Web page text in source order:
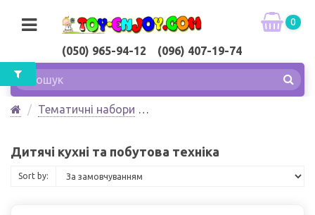
(050) 965-94-12 (096) 407-19-74
0
Тематичні набори
Дитячі кухні та побутова техніка
Sort by: